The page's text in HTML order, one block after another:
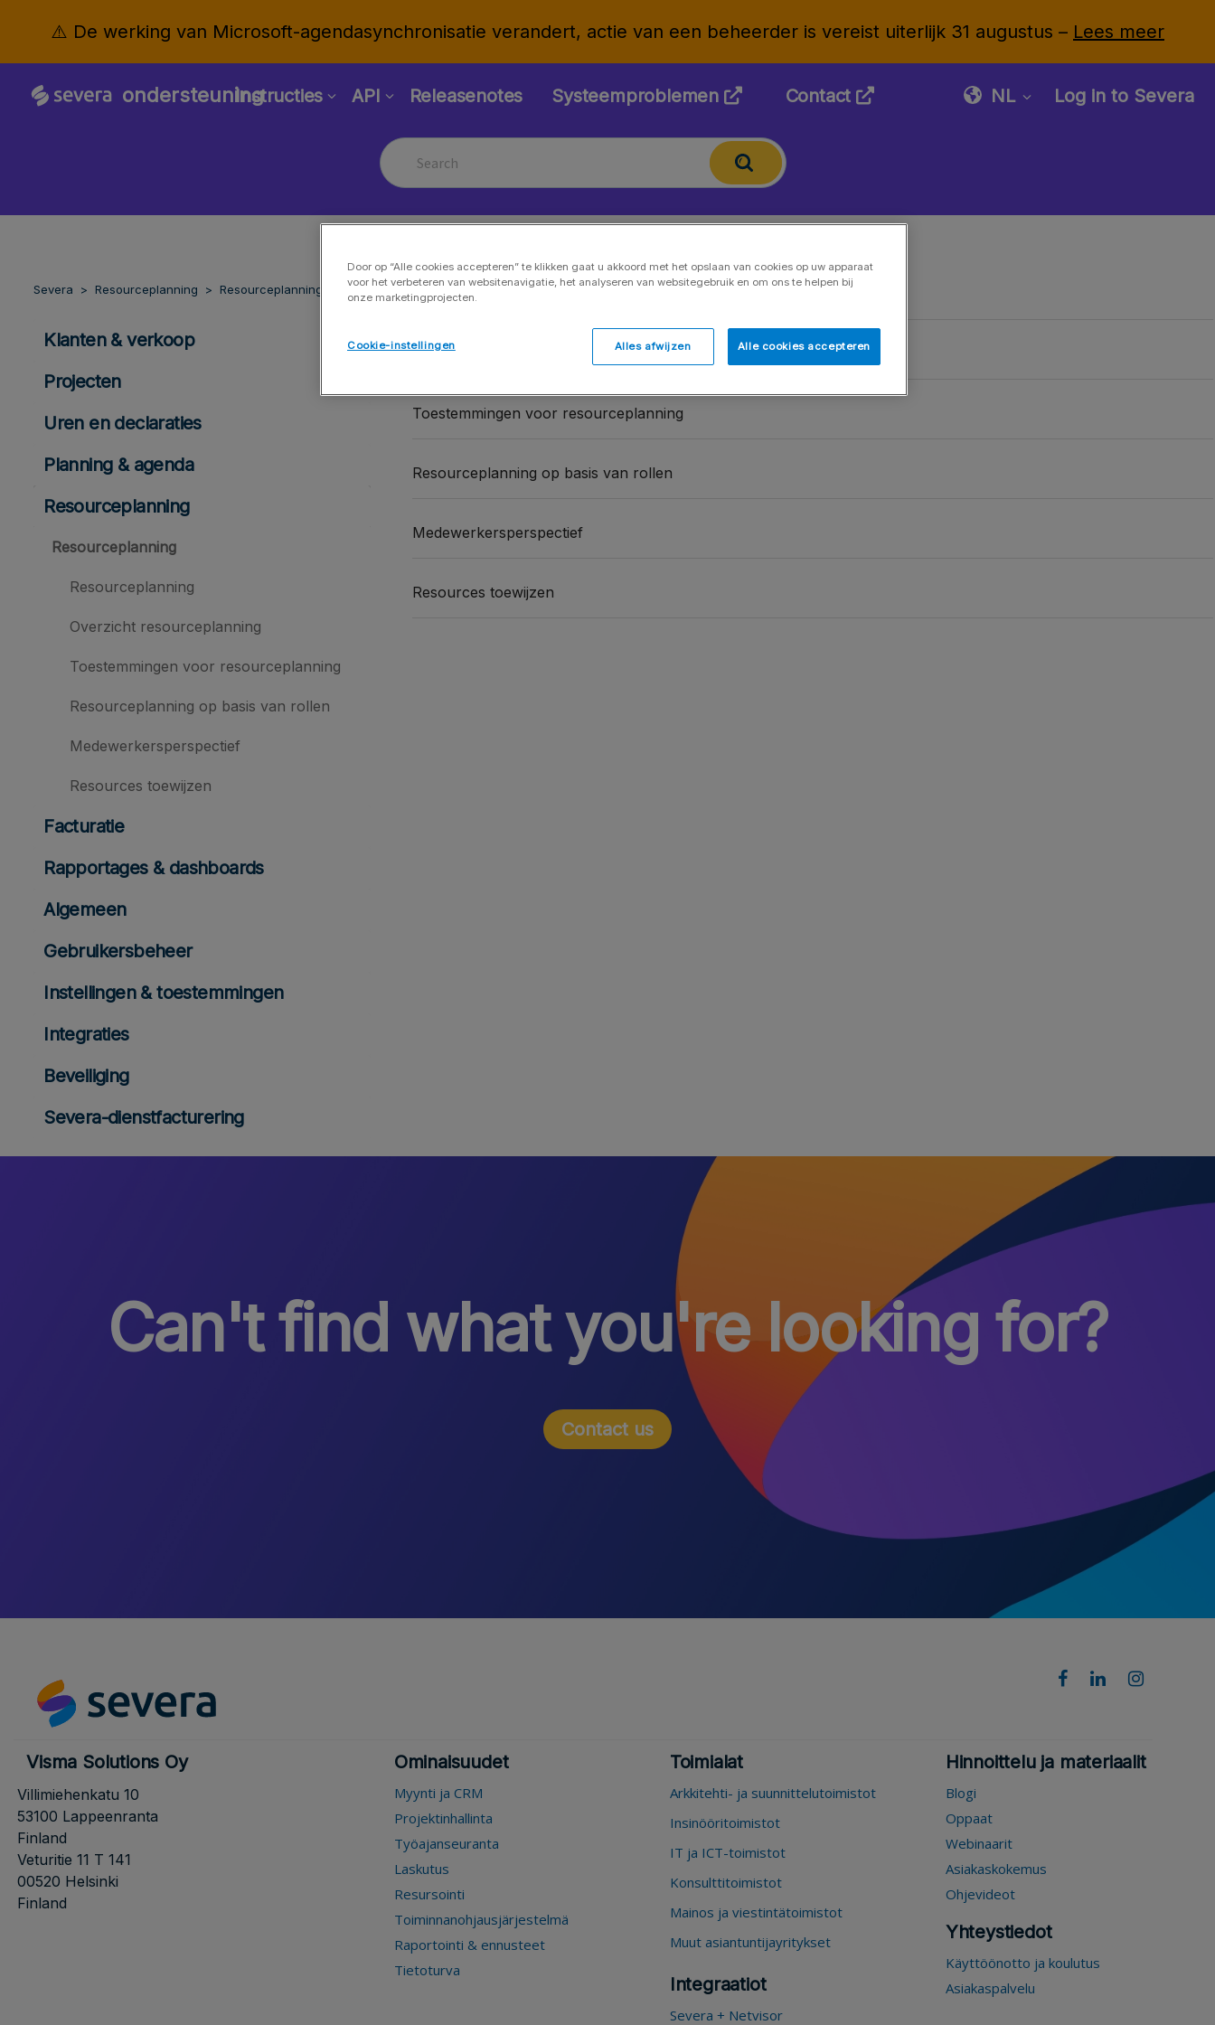
⚠️ De werking van Microsoft-agendasynchronisatie verandert, actie van een beheerder is vereist uiterlijk 31 augustus – Lees meer
ondersteuningInstructies API Releasenotes Systeemproblemen Contact NL Log in to Severa
Severa Resourceplanning Resourceplanning
Klanten & verkoop
Projecten
Uren en declaraties
Planning & agenda
Resourceplanning
Resourceplanning
Resourceplanning
Overzicht resourceplanning
Toestemmingen voor resourceplanning
Resourceplanning op basis van rollen
Medewerkersperspectief
Resources toewijzen
Facturatie
Rapportages & dashboards
Algemeen
Gebruikersbeheer
Instellingen & toestemmingen
Integraties
Beveiliging
Severa-dienstfacturering
Resourceplanning
Overzicht resourceplanning
Toestemmingen voor resourceplanning
Resourceplanning op basis van rollen
Medewerkersperspectief
Resources toewijzen
Can't find what you're looking for?
Contact us
Visma Solutions Oy
Villimiehenkatu 10
53100 Lappeenranta
Finland
Veturitie 11 T 141
00520 Helsinki
Finland
Ominaisuudet
Myynti ja CRM
Projektinhallinta
Työajanseuranta
Laskutus
Resursointi
Toiminnanohjausjärjestelmä
Raportointi & ennusteet
Tietoturva
Toimialat
Arkkitehti- ja suunnittelutoimistot
Insinööritoimistot
IT ja ICT-toimistot
Konsulttitoimistot
Mainos ja viestintätoimistot
Muut asiantuntijayritykset
Integraatiot
Severa + Netvisor
Hinnoittelu ja materiaalit
Blogi
Oppaat
Webinaarit
Asiakaskokemus
Ohjevideot
Yhteystiedot
Käyttöönotto ja koulutus
Asiakaspalvelu
Door op “Alle cookies accepteren” te klikken gaat u akkoord met het opslaan van cookies op uw apparaat
voor het verbeteren van websitenavigatie, het analyseren van websitegebruik en om ons te helpen bij
onze marketingprojecten.
Cookie-instellingen Alles afwijzen Alle cookies accepteren